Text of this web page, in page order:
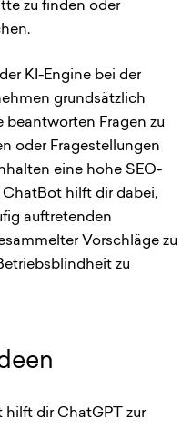
zu finden oder
KI-Engine bei der
grundsätzlich
beantworten Fragen zu
oder Fragestellungen
eine hohe SEO-
ChatBot hilft dir dabei,
auftretenden
Vorschläge zu
zu
hilft dir ChatGPT zur